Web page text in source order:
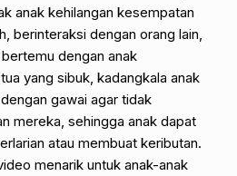
anak kehilangan kesempatan
berinteraksi dengan orang lain,
dengan anak
yang sibuk, kadangkala anak
gawai agar tidak
mereka, sehingga anak dapat
atau membuat keributan.
menarik untuk anak-anak